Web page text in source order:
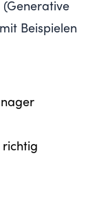
Beispielen
richtig